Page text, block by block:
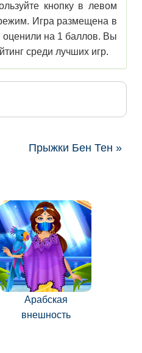
кнопку в левом
режим. Игра размещена в
оценили на 1 баллов. Вы
среди лучших игр.
Прыжки Бен Тен »
Арабская
внешность